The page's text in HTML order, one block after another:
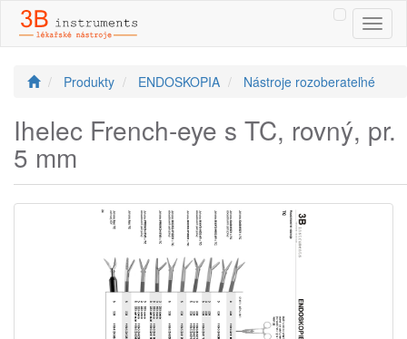
Produkty ENDOSKOPIA Nástroje rozoberateľné
Ihelec French-eye s TC, rovný, pr.
5 mm